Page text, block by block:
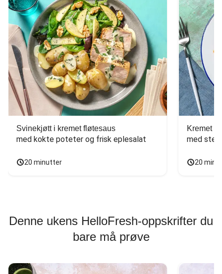
Svinekjøtt i kremet fløtesaus
med kokte poteter og frisk eplesalat
20 minutter
Kremet
med
20
Denne ukens HelloFresh-oppskrifter du
bare må prøve